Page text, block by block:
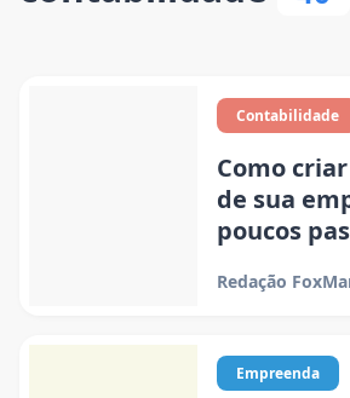
Contabilidade
Como
de sua
poucos
Redação
Empreenda